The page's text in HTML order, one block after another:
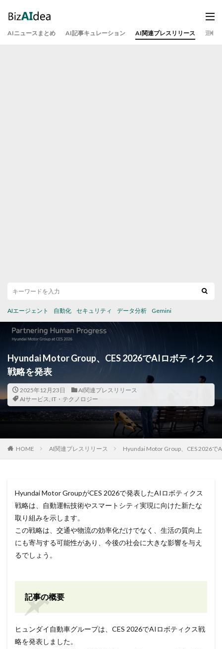
AIニュースまとめ AI記事キュレーション AI関連プレスリリース 運営
AIエージェント 自動化 セキュリティ データ分析 Gemini
Hyundai Motor Group、CES 2026でAIロボティクス
戦略を発表
2025年12月23日
AI関連プレスリリース
AIサービス, IT・テクノロジー
HOME AI関連プレスリリース Hyundai Motor Group、CES 2026で
Hyundai Motor GroupがCES 2026で発表したAIロボティクス
戦略は、自動運転技術やスマートシティ実現に向けた新たな
取り組みを示します。
この戦略は、交通や物流の効率化だけでなく、生活の質向上
にも寄与する可能性があり、今後の社会に大きな影響を与え
るでしょう。
記事の概要
ヒュンダイ自動車グループは、CES 2026でAIロボティクス戦
略を発表しました。